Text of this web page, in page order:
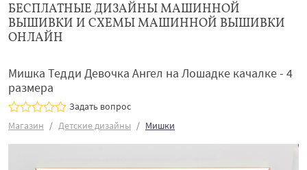
БЕСПЛАТНЫЕ ДИЗАЙНЫ МАШИННОЙ
ВЫШИВКИ И СХЕМЫ МАШИННОЙ ВЫШИВКИ
ОНЛАЙН
Мишка Тедди Девочка Ангел на Лошадке качалке - 4
размера
Задать вопрос
Магазин
Детские дизайны Мишки